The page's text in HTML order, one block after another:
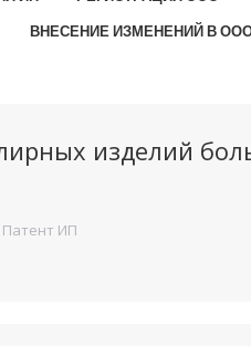
ВНЕСЕНИЕ ИЗМЕНЕНИЙ В
изделий
Патент ИП